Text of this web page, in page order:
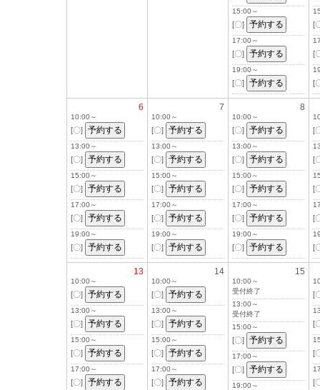
15:00～
[〇]
17:00～
[〇]
19:00～
[〇]
[
[
[
6
10:00～
[〇]
13:00～
[〇]
15:00～
[〇]
17:00～
[〇]
19:00～
[〇]
7
10:00～
[〇]
13:00～
[〇]
15:00～
[〇]
17:00～
[〇]
19:00～
[〇]
8
10:00～
[〇]
13:00～
[〇]
15:00～
[〇]
17:00～
[〇]
19:00～
[〇]
[
[
[
[
[
13
10:00～
[〇]
13:00～
[〇]
15:00～
[〇]
17:00～
[〇]
14
10:00～
[〇]
13:00～
[〇]
15:00～
[〇]
17:00～
[〇]
15
10:00～
受付終了
13:00～
受付終了
15:00～
[〇]
17:00～
[〇]
19:00～
[
[
[
[